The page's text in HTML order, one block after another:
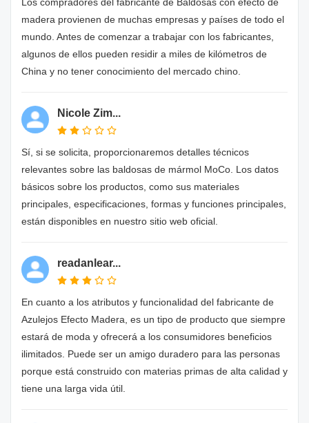
madera provienen de muchas empresas y países de todo el
mundo. Antes de comenzar a trabajar con los fabricantes,
algunos de ellos pueden residir a miles de kilómetros de
China y no tener conocimiento del mercado chino.
Nicole Zim...
Sí, si se solicita, proporcionaremos detalles técnicos
relevantes sobre las baldosas de mármol MoCo. Los datos
básicos sobre los productos, como sus materiales
principales, especificaciones, formas y funciones principales,
están disponibles en nuestro sitio web oficial.
readanlear...
En cuanto a los atributos y funcionalidad del fabricante de
Azulejos Efecto Madera, es un tipo de producto que siempre
estará de moda y ofrecerá a los consumidores beneficios
ilimitados. Puede ser un amigo duradero para las personas
porque está construido con materias primas de alta calidad y
tiene una larga vida útil.